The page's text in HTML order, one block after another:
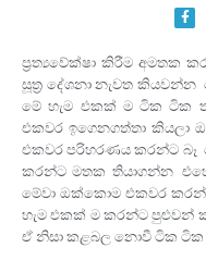
ප්‍රත්‍යවේක්ෂා කිරීම අමතක
සූත්‍ර දේශනා නැවත
මේ හැම එකක් ම ටික ටික
එකවර ඉගෙනගත්තා
එකවර පරිහරණය කරන්ට
කරන්ට මතක තියාගන්න.
මේවා ඔක්කොම එකවර
හැම එකක් ම කරන්ට පුළුවන්
ඒ නිසා කළබල නොවී ටික